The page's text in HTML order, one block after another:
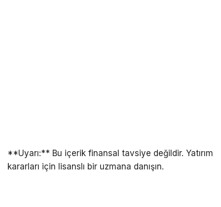
**Uyarı:** Bu içerik finansal tavsiye değildir. Yatırım
kararları için lisanslı bir uzmana danışın.